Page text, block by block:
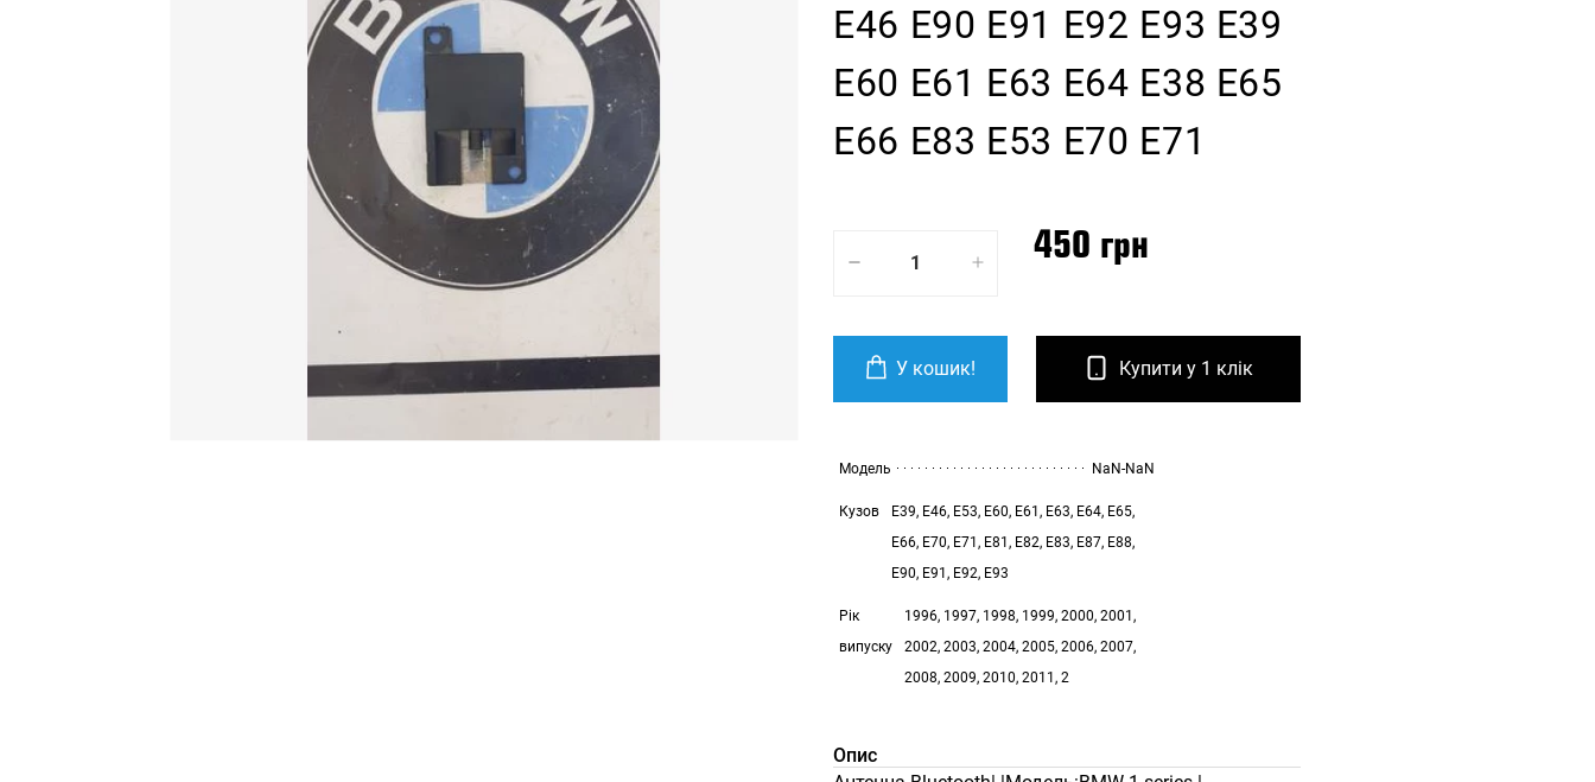
E46 E90 E91 E92 E93 E39
E60 E61 E63 E64 E38 E65
E66 E83 E53 E70 E71
450 грн
У кошик! Купити у 1 клік
Модель NaN-NaN
Кузов
E39, E46, E53, E60, E61, E63, E64, E65,
E66, E70, E71, E81, E82, E83, E87, E88,
E90, E91, E92, E93
Рік
випуску
1996, 1997, 1998, 1999, 2000, 2001,
2002, 2003, 2004, 2005, 2006, 2007,
2008, 2009, 2010, 2011, 2
Опис